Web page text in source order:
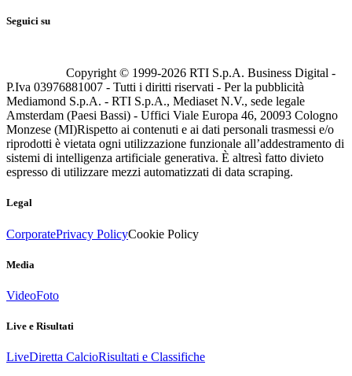
Seguici su
Copyright © 1999-2026 RTI S.p.A. Business Digital -
P.Iva 03976881007 - Tutti i diritti riservati - Per la pubblicità
Mediamond S.p.A. - RTI S.p.A., Mediaset N.V., sede legale
Amsterdam (Paesi Bassi) - Uffici Viale Europa 46, 20093 Cologno
Monzese (MI)Rispetto ai contenuti e ai dati personali trasmessi e/o
riprodotti è vietata ogni utilizzazione funzionale all’addestramento di
sistemi di intelligenza artificiale generativa. È altresì fatto divieto
espresso di utilizzare mezzi automatizzati di data scraping.
Legal
CorporatePrivacy PolicyCookie Policy
Media
VideoFoto
Live e Risultati
LiveDiretta CalcioRisultati e Classifiche